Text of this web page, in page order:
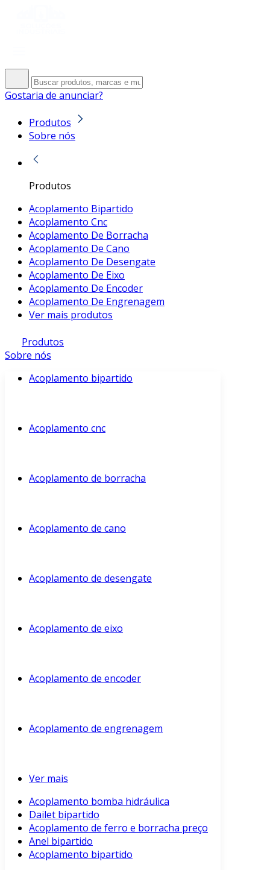
Gostaria de anunciar?
Produtos
Sobre nós
Produtos
Acoplamento Bipartido
Acoplamento Cnc
Acoplamento De Borracha
Acoplamento De Cano
Acoplamento De Desengate
Acoplamento De Eixo
Acoplamento De Encoder
Acoplamento De Engrenagem
Ver mais produtos
Produtos
Sobre nós
Acoplamento bipartido
Acoplamento cnc
Acoplamento de borracha
Acoplamento de cano
Acoplamento de desengate
Acoplamento de eixo
Acoplamento de encoder
Acoplamento de engrenagem
Ver mais
Acoplamento bomba hidráulica
Dailet bipartido
Acoplamento de ferro e borracha preço
Anel bipartido
Acoplamento bipartido